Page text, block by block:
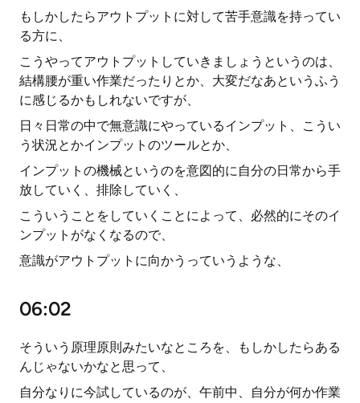
もしかしたらアウトプットに対して苦手意識を持ってい
る方に、
こうやってアウトプットしていきましょうというのは、
結構腰が重い作業だったりとか、大変だなあというふう
に感じるかもしれないですが、
日々日常の中で無意識にやっているインプット、こうい
う状況とかインプットのツールとか、
インプットの機械というのを意図的に自分の日常から手
放していく、排除していく、
こういうことをしていくことによって、必然的にそのイ
ンプットがなくなるので、
意識がアウトプットに向かうっていうような、
06:02
そういう原理原則みたいなところを、もしかしたらある
んじゃないかなと思って、
自分なりに今試しているのが、午前中、自分が何か作業